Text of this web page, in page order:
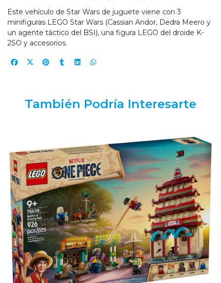
Este vehículo de Star Wars de juguete viene con 3
minifiguras LEGO Star Wars (Cassian Andor, Dedra Meero y
un agente táctico del BSI), una figura LEGO del droide K-
2SO y accesorios.
También Podría Interesarte